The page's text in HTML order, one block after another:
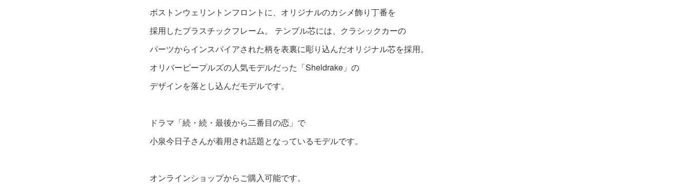
ボストンウェリントンフロントに、オリジナルのカシメ飾り丁番を
採用したプラスチックフレーム。 テンプル芯には、クラシックカーの
パーツからインスパイアされた柄を表裏に彫り込んだオリジナル芯を採用。
オリバーピープルズの人気モデルだった「Sheldrake」の
デザインを落とし込んだモデルです。
ドラマ「続・続・最後から二番目の恋」で
小泉今日子さんが着用され話題となっているモデルです。
オンラインショップからご購入可能です。